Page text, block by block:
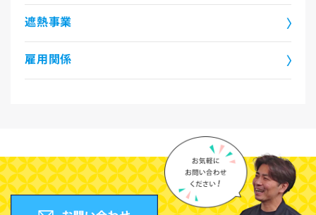
遮熱事業
雇用関係